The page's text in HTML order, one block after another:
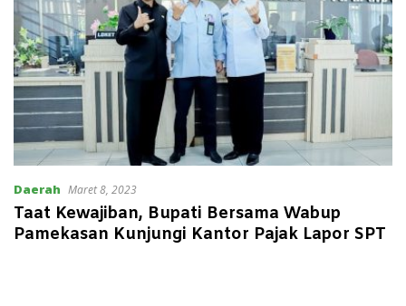
Daerah Maret 8, 2023
Taat Kewajiban, Bupati Bersama Wabup
Pamekasan Kunjungi Kantor Pajak Lapor SPT